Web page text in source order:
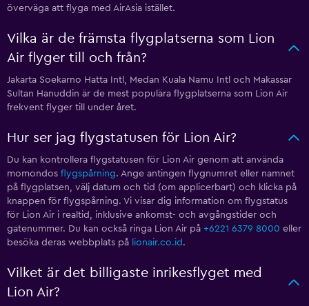
överväga att flyga med AirAsia istället.
Vilka är de främsta flygplatserna som Lion
Air flyger till och från?
Jakarta Soekarno Hatta Intl, Medan Kuala Namu Intl och Makassar
Sultan Hanuddin är de mest populära flygplatserna som Lion Air
frekvent flyger till under året.
Hur ser jag flygstatusen för Lion Air?
Du kan kontrollera flygstatusen för Lion Air genom att använda
momondos flygspårning. Ange antingen flygnumret eller namnet
på flygplatsen, välj datum och tid (om applicerbart) och klicka på
knappen för flygspårning. Vi visar dig information om flygstatus
för Lion Air i realtid, inklusive ankomst- och avgångstider och
gatenummer. Du kan också ringa Lion Air på +6221 6379 8000 eller
besöka deras webbplats på lionair.co.id .
Vilket är det billigaste inrikesflyget med
Lion Air?